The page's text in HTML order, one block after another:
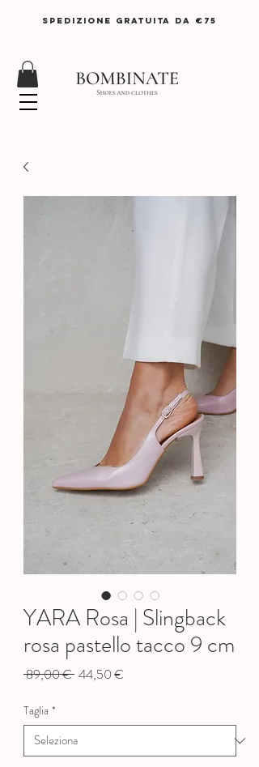
SPEDIZIONE GRATUITA DA €75
YARA Rosa | Slingback
rosa pastello tacco 9 cm
89,00 € Prezzo
44,50 €
Taglia *